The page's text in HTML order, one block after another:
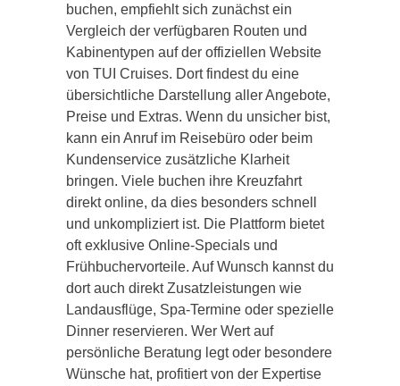
buchen, empfiehlt sich zunächst ein
Vergleich der verfügbaren Routen und
Kabinentypen auf der offiziellen Website
von TUI Cruises. Dort findest du eine
übersichtliche Darstellung aller Angebote,
Preise und Extras. Wenn du unsicher bist,
kann ein Anruf im Reisebüro oder beim
Kundenservice zusätzliche Klarheit
bringen. Viele buchen ihre Kreuzfahrt
direkt online, da dies besonders schnell
und unkompliziert ist. Die Plattform bietet
oft exklusive Online-Specials und
Frühbuchervorteile. Auf Wunsch kannst du
dort auch direkt Zusatzleistungen wie
Landausflüge, Spa-Termine oder spezielle
Dinner reservieren. Wer Wert auf
persönliche Beratung legt oder besondere
Wünsche hat, profitiert von der Expertise